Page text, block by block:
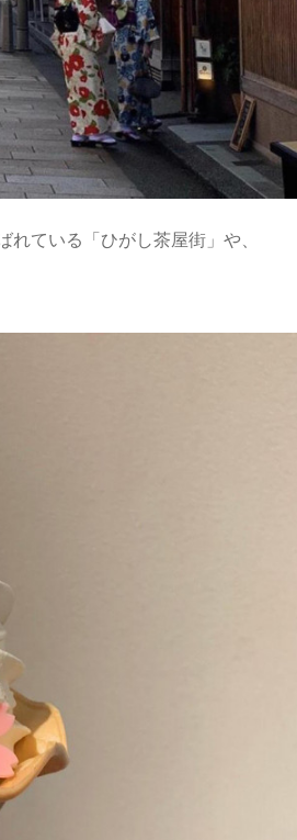
ている「ひがし茶屋街」や、